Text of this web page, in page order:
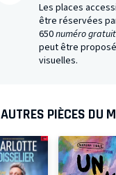
Les places
être réservées
650numéro gratuit
peut être
visuelles.
PIÈCES DU